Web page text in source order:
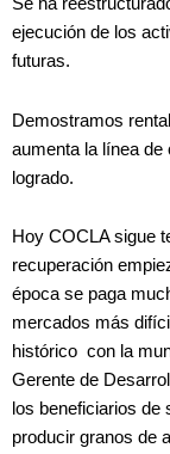
Se ha
ejecución de los
futuras.
Demostramos
aumenta la línea de
logrado.
Hoy COCLA sigue
recuperación
época se paga
mercados más
histórico con la
Gerente de
los beneficiarios
producir granos de